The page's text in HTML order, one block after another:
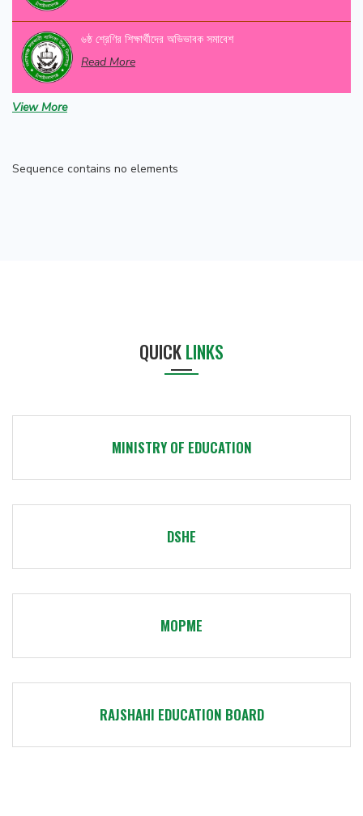
৬ষ্ঠ শ্রেণির শিক্ষার্থীদের অভিভাবক সমাবেশ
Read More
View More
Sequence contains no elements
QUICKLINKS
MINISTRY OF EDUCATION
DSHE
MOPME
RAJSHAHI EDUCATION BOARD